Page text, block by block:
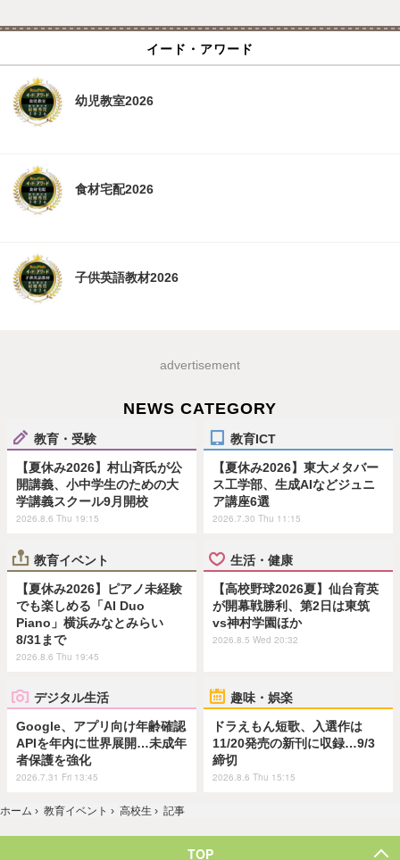
イード・アワード
幼児教室2026
食材宅配2026
子供英語教材2026
advertisement
NEWS CATEGORY
教育・受験
【夏休み2026】村山斉氏が公
開講義、小中学生のための大
学講義スクール9月開校
2026.8.6 Thu 19:15
教育ICT
【夏休み2026】東大メタバー
ス工学部、生成AIなどジュニ
ア講座6選
2026.7.30 Thu 11:15
教育イベント
【夏休み2026】ピアノ未経験
でも楽しめる「AI Duo
Piano」横浜みなとみらい
8/31まで
2026.8.6 Thu 19:45
生活・健康
【高校野球2026夏】仙台育英
が開幕戦勝利、第2日は東筑
vs神村学園ほか
2026.8.5 Wed 20:32
デジタル生活
Google、アプリ向け年齢確認
APIを年内に世界展開…未成年
者保護を強化
2026.7.31 Fri 13:45
趣味・娯楽
ドラえもん短歌、入選作は
11/20発売の新刊に収録…9/3
締切
2026.8.6 Thu 15:15
ホーム › 教育イベント › 高校生 › 記事
TOP